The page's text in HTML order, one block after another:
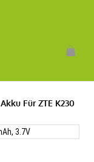
Akku Für ZTE K230